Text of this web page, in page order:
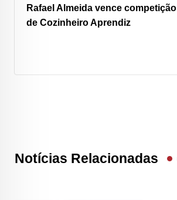
Rafael Almeida vence competição
de Cozinheiro Aprendiz
Notícias Relacionadas